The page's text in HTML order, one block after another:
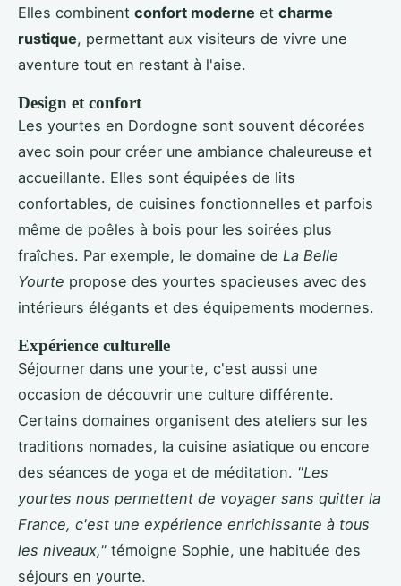
Elles combinent confort moderne et charme
rustique, permettant aux visiteurs de vivre une
aventure tout en restant à l'aise.
Design et confort
Les yourtes en Dordogne sont souvent décorées
avec soin pour créer une ambiance chaleureuse et
accueillante. Elles sont équipées de lits
confortables, de cuisines fonctionnelles et parfois
même de poêles à bois pour les soirées plus
fraîches. Par exemple, le domaine de La Belle
Yourte propose des yourtes spacieuses avec des
intérieurs élégants et des équipements modernes.
Expérience culturelle
Séjourner dans une yourte, c'est aussi une
occasion de découvrir une culture différente.
Certains domaines organisent des ateliers sur les
traditions nomades, la cuisine asiatique ou encore
des séances de yoga et de méditation. "Les
yourtes nous permettent de voyager sans quitter la
France, c'est une expérience enrichissante à tous
les niveaux," témoigne Sophie, une habituée des
séjours en yourte.